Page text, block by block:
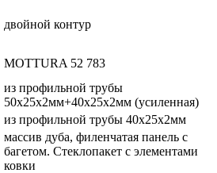
двойной контур
MOTTURA 52 783
из профильной трубы
50х25х2мм+40х25х2мм (усиленная)
из профильной трубы 40х25х2мм
массив дуба, филенчатая панель с
багетом. Стеклопакет c элементами
ковки